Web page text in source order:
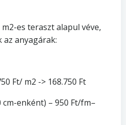
es teraszt alapul véve,
az anyagárak:
Ft/ m2 -> 168.750 Ft
enként) – 950 Ft/fm–